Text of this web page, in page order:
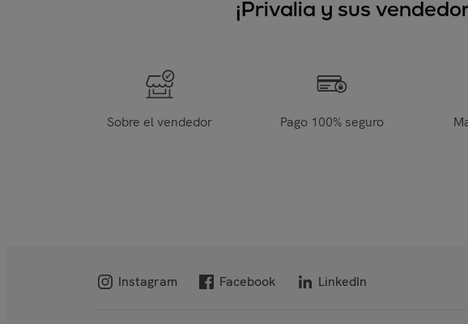
¡Privalia y sus
Sobre el vendedor Pago 100% seguro
Instagram Facebook LinkedIn